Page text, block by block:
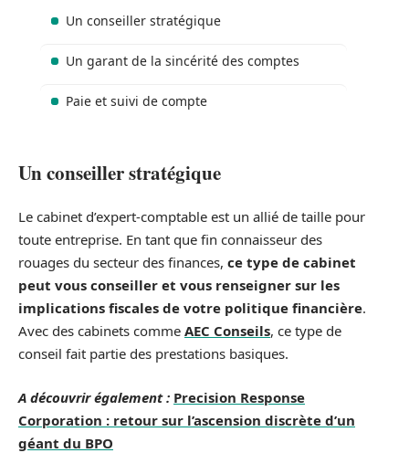
Un conseiller stratégique
Un garant de la sincérité des comptes
Paie et suivi de compte
Un conseiller stratégique
Le cabinet d’expert-comptable est un allié de taille pour
toute entreprise. En tant que fin connaisseur des
rouages du secteur des finances, ce type de cabinet
peut vous conseiller et vous renseigner sur les
implications fiscales de votre politique financière.
Avec des cabinets comme AEC Conseils, ce type de
conseil fait partie des prestations basiques.
A découvrir également : Precision Response
Corporation : retour sur l’ascension discrète d’un
géant du BPO